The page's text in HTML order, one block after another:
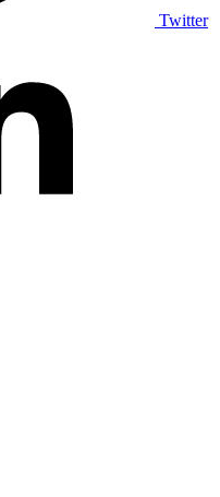
Twitter